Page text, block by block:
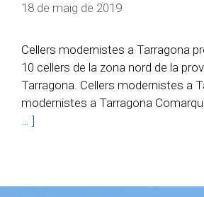
18 de maig de 2019
Cellers modernistes a Tarragona
10 cellers de la zona nord de la
Tarragona. Cellers modernistes a
modernistes a Tarragona
… ]